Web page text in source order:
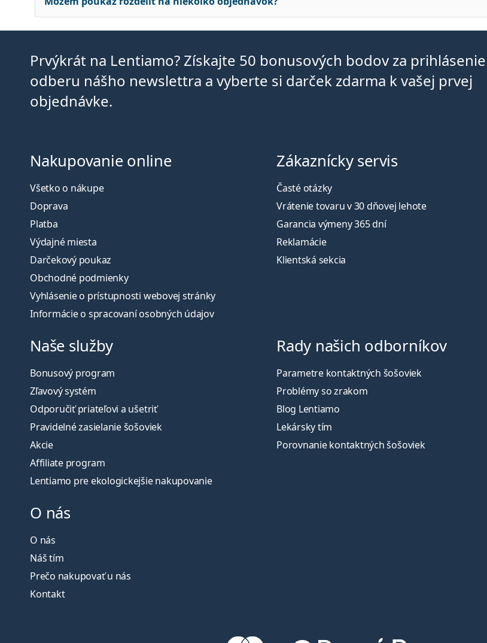
Prvýkrát na Lentiamo? Získajte 50 bonusových bodov za
odberu nášho newslettra a vyberte si darček zdarma k vašej prvej
objednávke.
Nakupovanie online
Všetko o nákupe
Doprava
Platba
Výdajné miesta
Darčekový poukaz
Obchodné podmienky
Vyhlásenie o prístupnosti webovej stránky
Informácie o spracovaní osobných údajov
Zákaznícky servis
Časté otázky
Vrátenie tovaru v 30 dňovej lehote
Garancia výmeny 365 dní
Reklamácie
Klientská sekcia
Naše služby
Bonusový program
Zľavový systém
Odporučiť priateľovi a ušetriť
Pravidelné zasielanie šošoviek
Akcie
Affiliate program
Lentiamo pre ekologickejšie nakupovanie
Rady našich odborníkov
Parametre kontaktných šošoviek
Problémy so zrakom
Blog Lentiamo
Lekársky tím
Porovnanie kontaktných šošoviek
O nás
O nás
Náš tím
Prečo nakupovať u nás
Kontakt